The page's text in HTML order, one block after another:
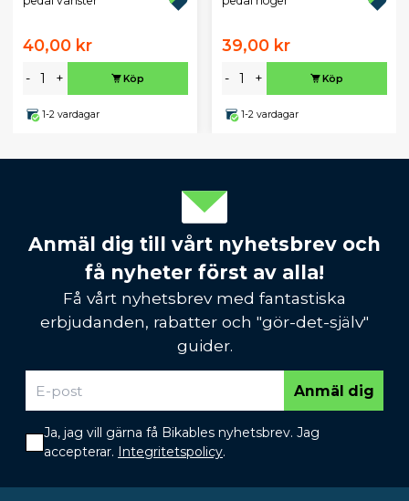
40,00 kr
- + Köp
1-2 vardagar
39,00 kr
- + Köp
1-2 vardagar
Anmäl dig till vårt nyhetsbrev och
få nyheter först av alla!
Få vårt nyhetsbrev med fantastiska
erbjudanden, rabatter och "gör-det-själv"
guider.
Anmäl dig
Ja, jag vill gärna få Bikables nyhetsbrev. Jag
accepterar. Integritetspolicy.